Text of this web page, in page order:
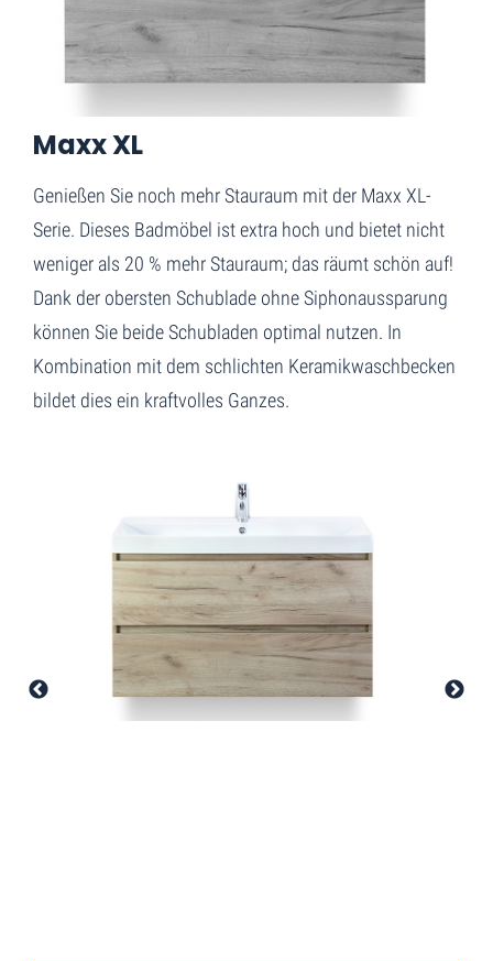
Maxx XL + Keramik-waschbecken Just
Maxx XL
Genießen Sie noch mehr Stauraum mit der Maxx XL-
Serie. Dieses Badmöbel ist extra hoch und bietet nicht
weniger als 20 % mehr Stauraum; das räumt schön auf!
Dank der obersten Schublade ohne Siphonaussparung
können Sie beide Schubladen optimal nutzen. In
Kombination mit dem schlichten Keramikwaschbecken
bildet dies ein kraftvolles Ganzes.